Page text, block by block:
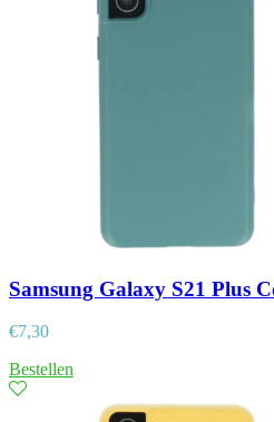
Samsung Galaxy S21 Plus
€7,30
Bestellen